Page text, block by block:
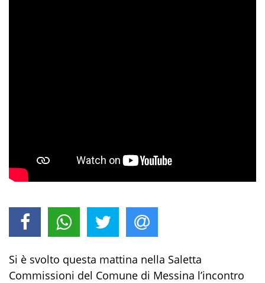
Si è svolto questa mattina nella Saletta
Commissioni del Comune di Messina l’incontro